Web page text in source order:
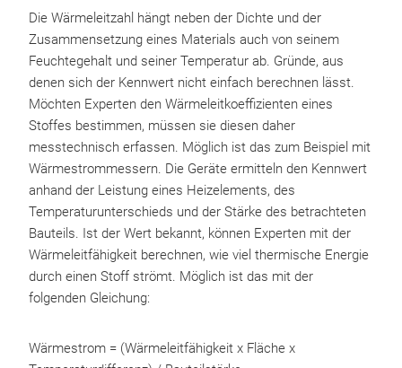
Die Wärmeleitzahl hängt neben der Dichte und der
Zusammensetzung eines Materials auch von seinem
Feuchtegehalt und seiner Temperatur ab. Gründe, aus
denen sich der Kennwert nicht einfach berechnen lässt.
Möchten Experten den Wärmeleitkoeffizienten eines
Stoffes bestimmen, müssen sie diesen daher
messtechnisch erfassen. Möglich ist das zum Beispiel mit
Wärmestrommessern. Die Geräte ermitteln den Kennwert
anhand der Leistung eines Heizelements, des
Temperaturunterschieds und der Stärke des betrachteten
Bauteils. Ist der Wert bekannt, können Experten mit der
Wärmeleitfähigkeit berechnen, wie viel thermische Energie
durch einen Stoff strömt. Möglich ist das mit der
folgenden Gleichung:
Wärmestrom = (Wärmeleitfähigkeit x Fläche x